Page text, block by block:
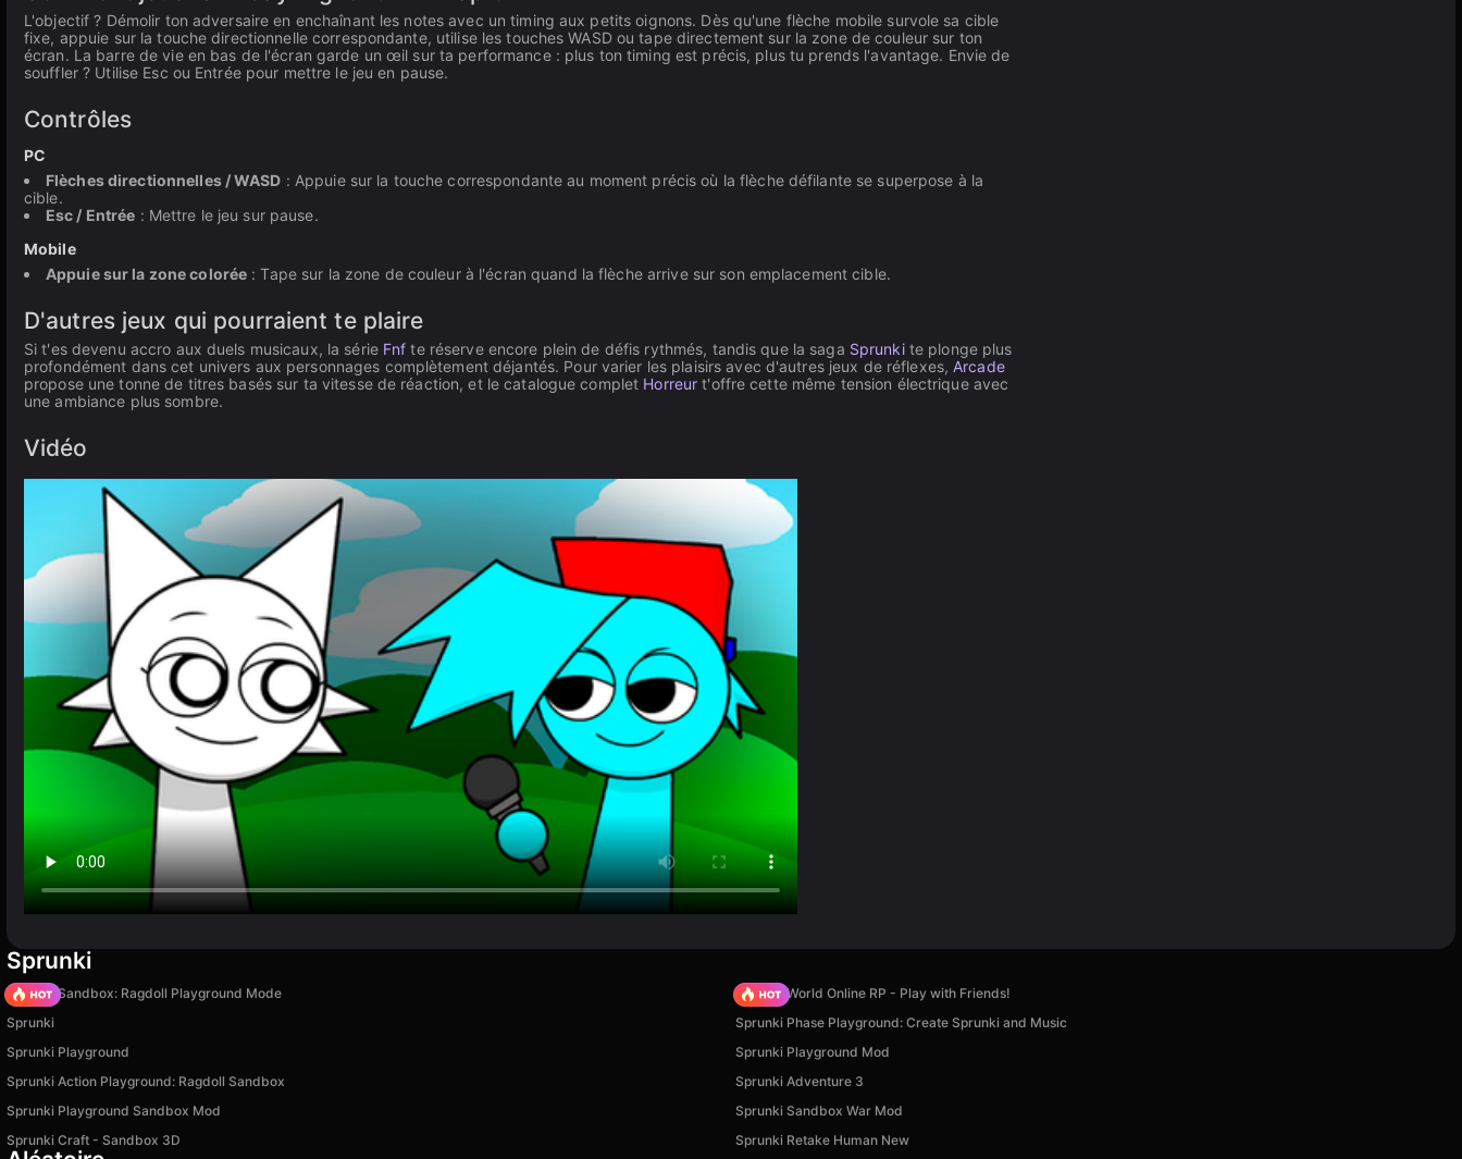
L'objectif ? Démolir ton adversaire en enchaînant les notes avec un timing aux petits oignons. Dès qu'une flèche mobile survole sa cible
fixe, appuie sur la touche directionnelle correspondante, utilise les touches WASD ou tape directement sur la zone de couleur sur ton
écran. La barre de vie en bas de l'écran garde un œil sur ta performance : plus ton timing est précis, plus tu prends l'avantage. Envie de
souffler ? Utilise Esc ou Entrée pour mettre le jeu en pause.
Contrôles
PC
Flèches directionnelles / WASD : Appuie sur la touche correspondante au moment précis où la flèche défilante se superpose à la
cible.
Esc / Entrée : Mettre le jeu sur pause.
Mobile
Appuie sur la zone colorée : Tape sur la zone de couleur à l'écran quand la flèche arrive sur son emplacement cible.
D'autres jeux qui pourraient te plaire
Si t'es devenu accro aux duels musicaux, la série Fnf te réserve encore plein de défis rythmés, tandis que la saga Sprunkite plonge plus
profondément dans cet univers aux personnages complètement déjantés. Pour varier les plaisirs avec d'autres jeux de réflexes,Arcade
propose une tonne de titres basés sur ta vitesse de réaction, et le catalogue complet Horreur t'offre cette même tension électrique avec
une ambiance plus sombre.
Vidéo
Sprunki
Sprunki Sandbox: Ragdoll Playground Mode
Sprunki World Online RP - Play with Friends!
Sprunki
Sprunki Phase Playground: Create Sprunki and Music
Sprunki Playground
Sprunki Playground Mod
Sprunki Action Playground: Ragdoll Sandbox
Sprunki Adventure 3
Sprunki Playground Sandbox Mod
Sprunki Sandbox War Mod
Sprunki Craft - Sandbox 3D
Sprunki Retake Human New